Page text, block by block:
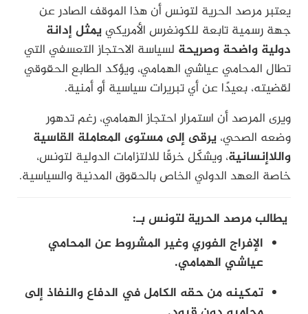
يعتبر مرصد الحرية لتونس أن هذا الموقف الصادر عن
جهة رسمية تابعة للكونغرس الأمريكييمثل إدانة
دولية واضحة وصريحة لسياسة الاحتجاز التعسفي التي
تطال المحامي عياشي الهمامي، ويؤكد الطابع الحقوقي
لقضيته، بعيدًا عن أي تبريرات سياسية أو أمنية.
ويرى المرصد أن استمرار احتجاز الهمامي، رغم تدهور
وضعه الصحي، يرقى إلى مستوى المعاملة القاسية
واللاإنسانية، ويشكّل خرقًا للالتزامات الدولية لتونس،
خاصة العهد الدولي الخاص بالحقوق المدنية والسياسية.
يطالب مرصد الحرية لتونس بـ:
الإفراج الفوري وغير المشروط عن المحامي
عياشي الهمامي.
تمكينه من حقه الكامل في الدفاع والنفاذ إلى